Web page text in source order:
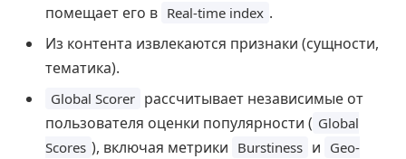
помещает его в Real-time index .
Из контента извлекаются признаки (сущности,
тематика).
Global Scorer рассчитывает независимые от
пользователя оценки популярности ( Global
Scores ), включая метрики Burstiness и Geo-